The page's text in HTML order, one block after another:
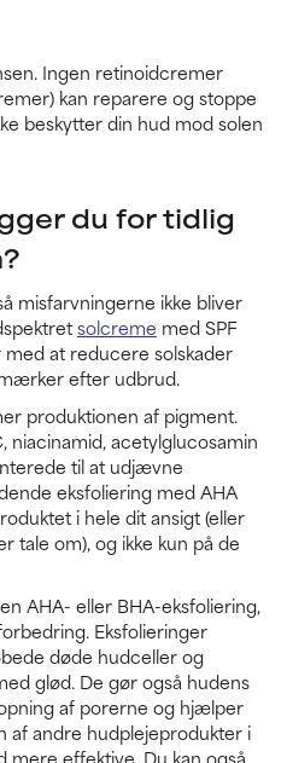
Ingen retinoidcremer
kan reparere og stoppe
beskytter din hud mod solen
du for tidlig
misfarvningerne ikke bliver
solcreme med SPF
at reducere solskader
efter udbrud.
produktionen af pigment.
niacinamid, acetylglucosamin
til at udjævne
eksfoliering med AHA
i hele dit ansigt (eller
tale om), og ikke kun på de
AHA- eller BHA-eksfoliering,
Eksfolieringer
døde hudceller og
glød. De gør også hudens
af porerne og hjælper
af andre hudplejeprodukter i
effektive. Du kan også